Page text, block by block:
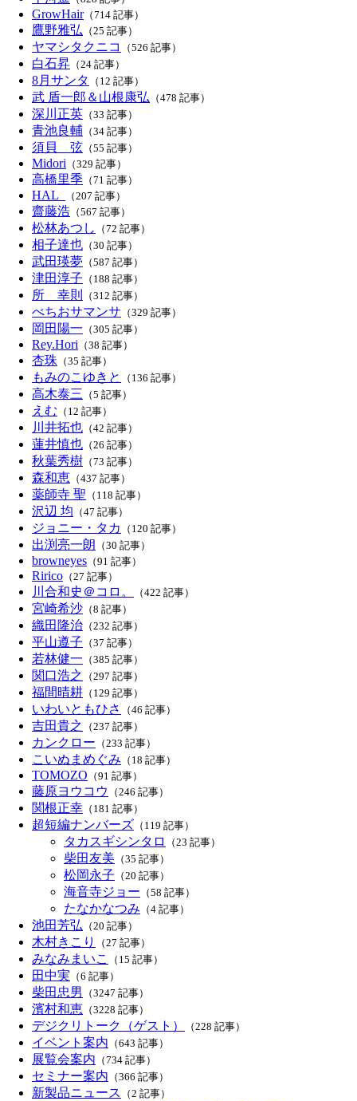
GrowHair（714 記事）
鷹野雅弘 （25 記事）
ヤマシタクニコ （526 記事）
白石昇 （24 記事）
8月サンタ （12 記事）
武 盾一郎＆山根康弘 （478 記事）
深川正英 （33 記事）
青池良輔 （34 記事）
須貝 弦 （55 記事）
Midori （329 記事）
高橋里季 （71 記事）
HAL_ （207 記事）
齋藤浩 （567 記事）
松林あつし （72 記事）
相子達也 （30 記事）
武田瑛夢 （587 記事）
津田淳子 （188 記事）
所 幸則 （312 記事）
べちおサマンサ （329 記事）
岡田陽一 （305 記事）
Rey.Hori （38 記事）
杏珠 （35 記事）
もみのこゆきと （136 記事）
高木泰三 （5 記事）
えむ （12 記事）
川井拓也 （42 記事）
蓮井慎也 （26 記事）
秋葉秀樹 （73 記事）
森和恵 （437 記事）
薬師寺 聖 （118 記事）
沢辺 均 （47 記事）
ジョニー・タカ （120 記事）
出渕亮一朗 （30 記事）
browneyes （91 記事）
Ririco （27 記事）
川合和史＠コロ。 （422 記事）
宮崎希沙 （8 記事）
織田隆治 （232 記事）
平山遵子 （37 記事）
若林健一 （385 記事）
関口浩之 （297 記事）
福間晴耕 （129 記事）
いわいともひさ （46 記事）
吉田貴之 （237 記事）
カンクロー （233 記事）
こいぬまめぐみ （18 記事）
TOMOZO （91 記事）
藤原ヨウコウ （246 記事）
関根正幸 （181 記事）
超短編ナンバーズ （119 記事）
タカスギシンタロ （23 記事）
柴田友美 （35 記事）
松岡永子 （20 記事）
海音寺ジョー （58 記事）
たなかなつみ （4 記事）
池田芳弘 （20 記事）
木村きこり （27 記事）
みなみまいこ （15 記事）
田中実 （6 記事）
柴田忠男 （3247 記事）
濱村和恵 （3228 記事）
デジクリトーク（ゲスト） （228 記事）
イベント案内 （643 記事）
展覧会案内 （734 記事）
セミナー案内 （366 記事）
新製品ニュース （2 記事）